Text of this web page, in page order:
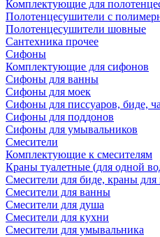
Комплектующие для
Полотенцесушители с
Полотенцесушители шовные
Сантехника прочее
Сифоны
Комплектующие для сифонов
Сифоны для ванны
Сифоны для моек
Сифоны для писсуаров, биде,
Сифоны для поддонов
Сифоны для умывальников
Смесители
Комплектующие к смесителям
Краны туалетные (для одной
Смесители для биде, краны для
Смесители для ванны
Смесители для душа
Смесители для кухни
Смесители для умывальника